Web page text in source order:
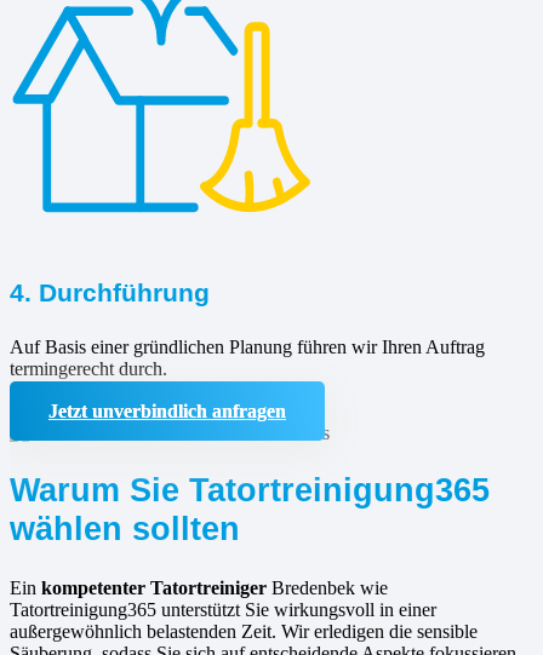
4. Durchführung
Auf Basis einer gründlichen Planung führen wir Ihren Auftrag
termingerecht durch.
Jetzt unverbindlich anfragen
Warum Sie Tatortreinigung365
wählen sollten
Ein kompetenter Tatortreiniger Bredenbek wie
Tatortreinigung365 unterstützt Sie wirkungsvoll in einer
außergewöhnlich belastenden Zeit. Wir erledigen die sensible